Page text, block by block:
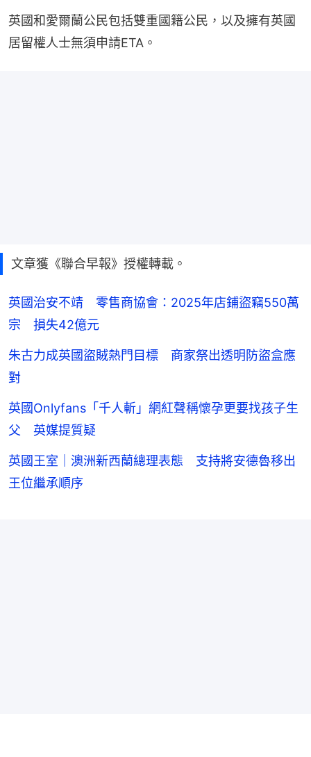
英國和愛爾蘭公民包括雙重國籍公民，以及擁有英國
居留權人士無須申請ETA。
文章獲《聯合早報》授權轉載。
英國治安不靖 零售商協會：2025年店鋪盜竊550萬
宗 損失42億元
朱古力成英國盜賊熱門目標 商家祭出透明防盜盒應
對
英國Onlyfans「千人斬」網紅聲稱懷孕更要找孩子生
父 英媒提質疑
英國王室｜澳洲新西蘭總理表態 支持將安德魯移出
王位繼承順序